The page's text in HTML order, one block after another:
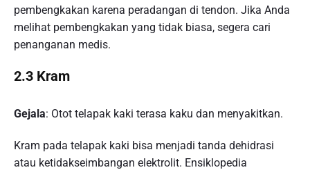
pembengkakan karena peradangan di tendon. Jika Anda
melihat pembengkakan yang tidak biasa, segera cari
penanganan medis.
2.3 Kram
Gejala: Otot telapak kaki terasa kaku dan menyakitkan.
Kram pada telapak kaki bisa menjadi tanda dehidrasi
atau ketidakseimbangan elektrolit. Ensiklopedia